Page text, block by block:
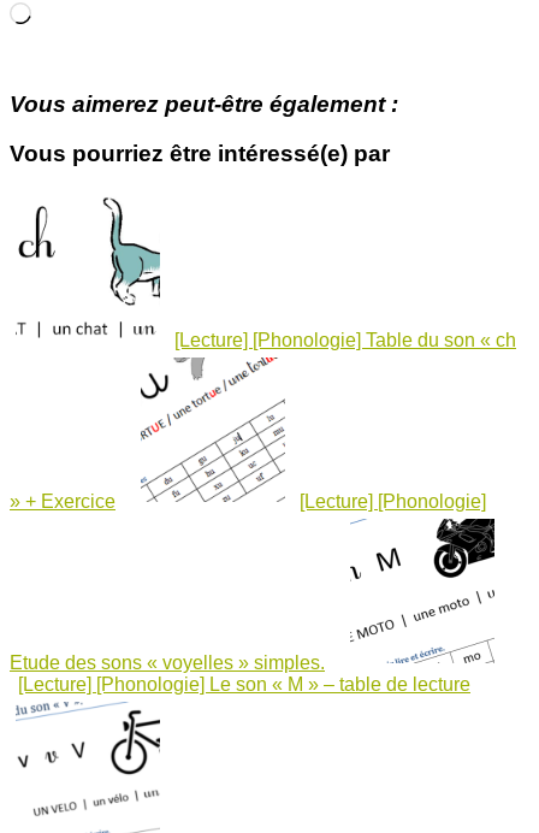
Chargement…
Vous aimerez peut-être également :
Vous pourriez être intéressé(e) par
[Lecture] [Phonologie] Table du son « ch
» + Exercice [Lecture] [Phonologie]
Etude des sons « voyelles » simples.
[Lecture] [Phonologie] Le son « M » – table de lecture